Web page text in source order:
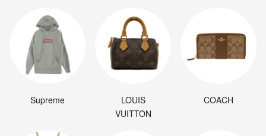
Supreme
LOUIS
VUITTON
COACH